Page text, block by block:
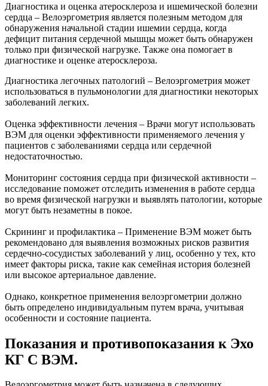
Диагностика и оценка атеросклероза и ишемической болезни
сердца – Велоэргометрия является полезным методом для
обнаружения начальной стадии ишемии сердца, когда
дефицит питания сердечной мышцы может быть обнаружен
только при физической нагрузке. Также она помогает в
диагностике и оценке атеросклероза.
Диагностика легочных патологий – Велоэргометрия может
использоваться в пульмонологии для диагностики некоторых
заболеваний легких.
Оценка эффективности лечения – Врачи могут использовать
ВЭМ для оценки эффективности применяемого лечения у
пациентов с заболеваниями сердца или сердечной
недостаточностью.
Мониторинг состояния сердца при физической активности –
исследование поможет отследить изменения в работе сердца
во время физической нагрузки и выявлять патологии, которые
могут быть незаметны в покое.
Скрининг и профилактика – Применение ВЭМ может быть
рекомендовано для выявления возможных рисков развития
сердечно-сосудистых заболеваний у лиц, особенно у тех, кто
имеет факторы риска, такие как семейная история болезней
или высокое артериальное давление.
Однако, конкретное применения велоэргометрии должно
быть определено индивидуальным путем врача, учитывая
особенности и состояние пациента.
Показания и противопоказания к Эхо
КГ С ВЭМ.